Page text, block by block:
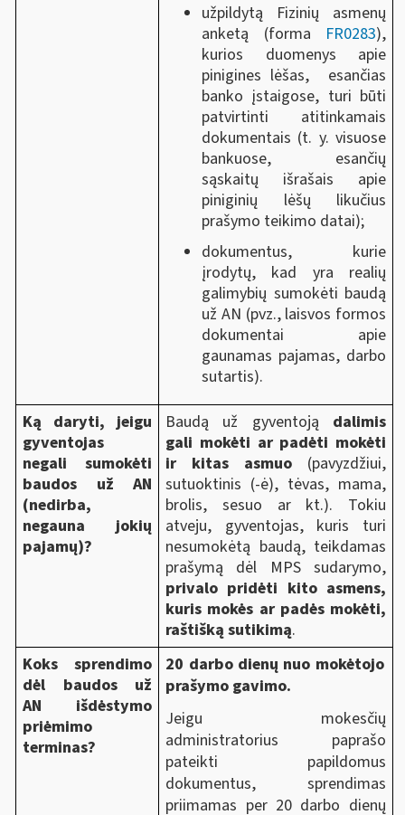
užpildytą Fizinių asmenų
anketą (forma FR0283),
kurios duomenys apie
pinigines lėšas, esančias
banko įstaigose, turi būti
patvirtinti atitinkamais
dokumentais (t. y. visuose
bankuose, esančių
sąskaitų išrašais apie
piniginių lėšų likučius
prašymo teikimo datai);
dokumentus, kurie
įrodytų, kad yra realių
galimybių sumokėti baudą
už AN (pvz., laisvos formos
dokumentai apie
gaunamas pajamas, darbo
sutartis).
Ką daryti, jeigu
gyventojas
negali sumokėti
baudos už AN
(nedirba,
negauna jokių
pajamų)?
Baudą už gyventoją dalimis
gali mokėti ar padėti mokėti
ir kitas asmuo(pavyzdžiui,
sutuoktinis (-ė), tėvas, mama,
brolis, sesuo ar kt.). Tokiu
atveju, gyventojas, kuris turi
nesumokėtą baudą, teikdamas
prašymą dėl MPS sudarymo,
privalo pridėti kito asmens,
kuris mokės ar padės mokėti,
raštišką sutikimą.
Koks sprendimo
dėl baudos už
AN išdėstymo
priėmimo
terminas?
20 darbo dienų nuo mokėtojo
prašymo gavimo.
Jeigu mokesčių
administratorius paprašo
pateikti papildomus
dokumentus, sprendimas
priimamas per 20 darbo dienų